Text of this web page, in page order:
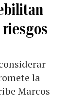
la
Marcos